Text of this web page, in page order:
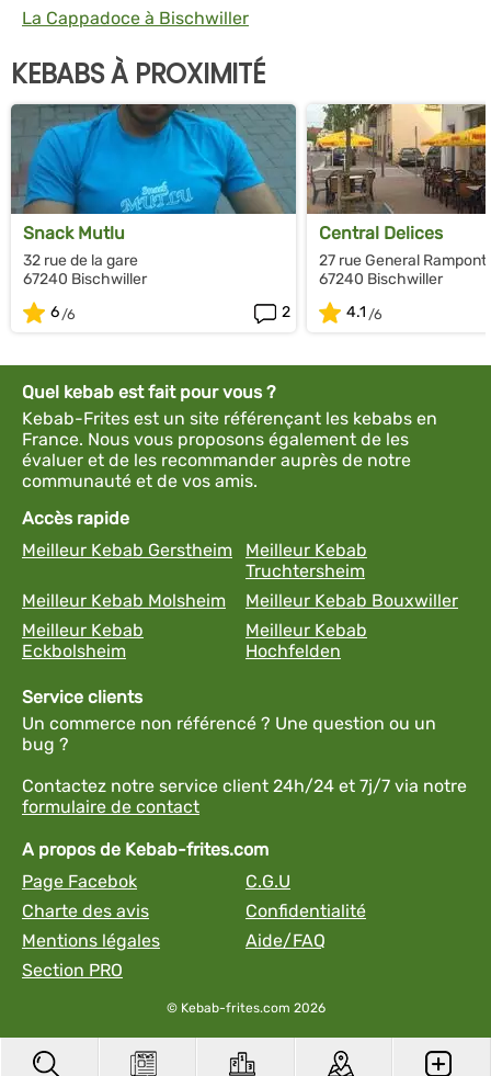
La Cappadoce à Bischwiller
KEBABS À PROXIMITÉ
Snack Mutlu
32 rue de la gare
67240 Bischwiller
6
2
Central Delices
27 rue General Rampont
67240 Bischwiller
4.1
Quel kebab est fait pour vous ?
Kebab-Frites est un site référençant les kebabs en
France. Nous vous proposons également de les
évaluer et de les recommander auprès de notre
communauté et de vos amis.
Accès rapide
Meilleur Kebab Gerstheim
Meilleur Kebab
Truchtersheim
Meilleur Kebab Molsheim
Meilleur Kebab Bouxwiller
Meilleur Kebab
Eckbolsheim
Meilleur Kebab
Hochfelden
Service clients
Un commerce non référencé ? Une question ou un
bug ?
Contactez notre service client 24h/24 et 7j/7 via notre
formulaire de contact
A propos de Kebab-frites.com
Page Facebok
C.G.U
Charte des avis
Confidentialité
Mentions légales
Aide/FAQ
Section PRO
© Kebab-frites.com 2026